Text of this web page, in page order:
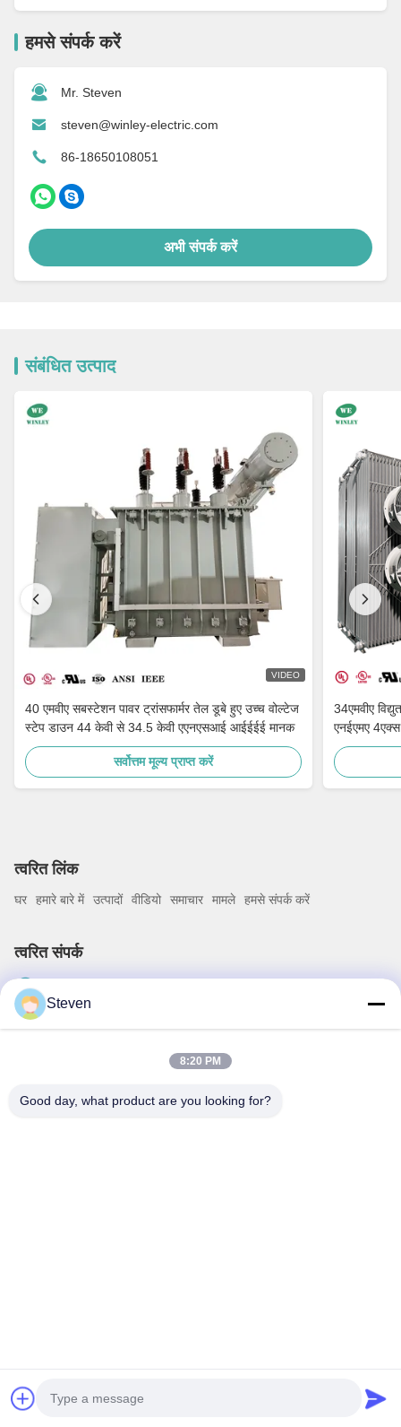
हमसे संपर्क करें
Mr. Steven
steven@winley-electric.com
86-18650108051
अभी संपर्क करें
संबंधित उत्पाद
VIDEO
40 एमवीए सबस्टेशन पावर ट्रांसफार्मर तेल डूबे हुए उच्च वोल्टेज
स्टेप डाउन 44 केवी से 34.5 केवी एएनएसआई आईईईई मानक
सर्वोत्तम मूल्य प्राप्त करें
34एमवीए
एनईएमए
त्वरित लिंक
घर हमारे बारे में उत्पादों वीडियो समाचार मामले हमसे संपर्क करें
त्वरित संपर्क
पता
99 यिलान रोड, सिमिंग, शियामेन, फ़ुज़ियान, चीन
टेलीफोन
steven@winley-electric.com
Steven
8:20 PM
Good day, what product are you looking for?